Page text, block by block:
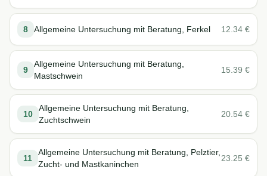
8 Allgemeine Untersuchung mit Beratung, Ferkel 12.34 €
9
Allgemeine Untersuchung mit Beratung,
Mastschwein
15.39 €
10
Allgemeine Untersuchung mit Beratung,
Zuchtschwein
20.54 €
11
Allgemeine Untersuchung mit Beratung, Pelztier,
Zucht- und Mastkaninchen
23.25 €